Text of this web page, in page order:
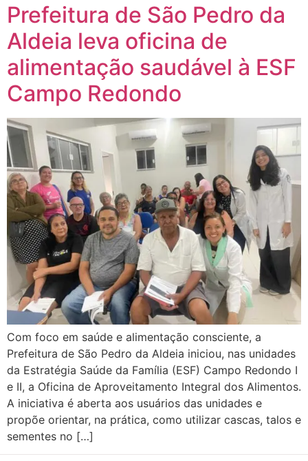
Prefeitura de São Pedro da
Aldeia leva oficina de
alimentação saudável à ESF
Campo Redondo
Com foco em saúde e alimentação consciente, a
Prefeitura de São Pedro da Aldeia iniciou, nas unidades
da Estratégia Saúde da Família (ESF) Campo Redondo I
e II, a Oficina de Aproveitamento Integral dos Alimentos.
A iniciativa é aberta aos usuários das unidades e
propõe orientar, na prática, como utilizar cascas, talos e
sementes no […]